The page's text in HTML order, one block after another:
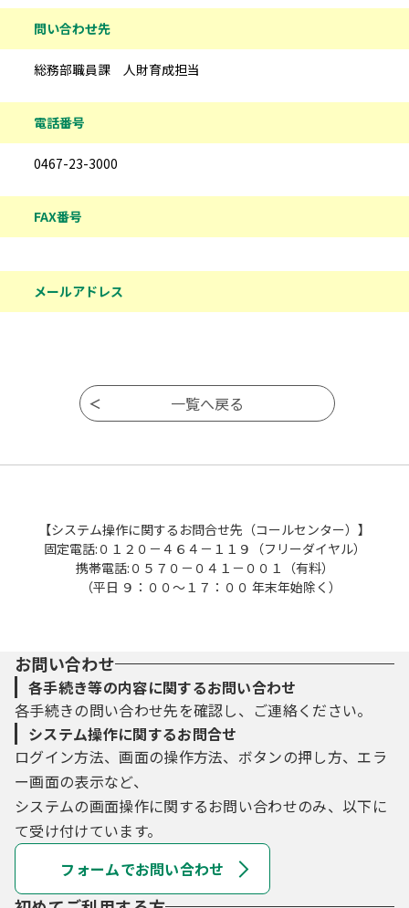
問い合わせ先
総務部職員課 人財育成担当
電話番号
0467-23-3000
FAX番号
メールアドレス
【システム操作に関するお問合せ先（コールセンター）】
固定電話:０１２０－４６４－１１９（フリーダイヤル）
携帯電話:０５７０－０４１－００１（有料）
（平日 ９：００～１７：００ 年末年始除く）
お問い合わせ
各手続き等の内容に関するお問い合わせ
各手続きの問い合わせ先を確認し、ご連絡ください。
システム操作に関するお問合せ
ログイン方法、画面の操作方法、ボタンの押し方、エラ
ー画面の表示など、
システムの画面操作に関するお問い合わせのみ、以下に
て受け付けています。
フォームでお問い合わせ